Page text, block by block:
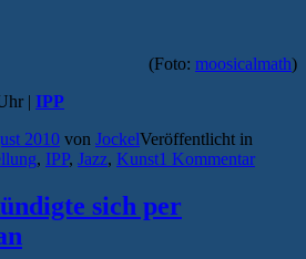
(Foto: moosicalmath)
| IPP
2010 von JockelVeröffentlicht in
, IPP, Jazz, Kunst1 Kommentar
sich per